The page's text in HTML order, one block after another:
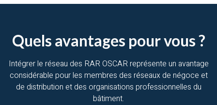
Quels avantages pour vous ?
Intégrer le réseau des RAR OSCAR représente un avantage
considérable pour les membres des réseaux de négoce et
de distribution et des organisations professionnelles du
bâtiment.